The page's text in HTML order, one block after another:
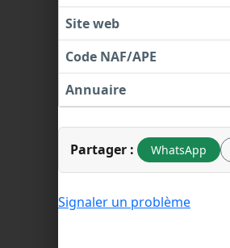
Site web
Code NAF/APE
Annuaire
Partager : WhatsApp
Signaler un problème